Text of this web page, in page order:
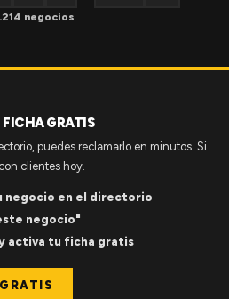
negocios
FICHA GRATIS
puedes reclamarlo en minutos. Si
clientes hoy.
negocio en el directorio
negocio"
activa tu ficha gratis